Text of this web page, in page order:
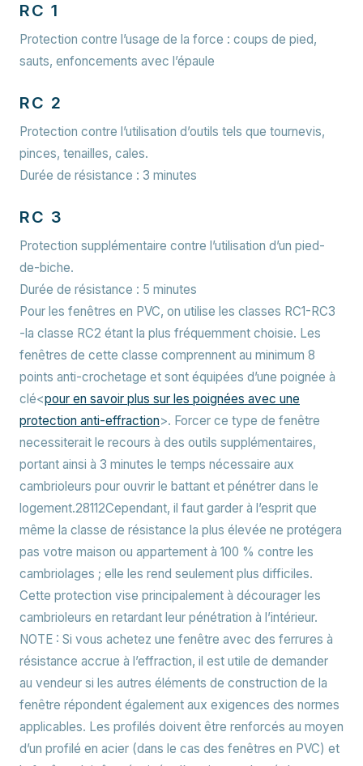
RC 1
Protection contre l’usage de la force : coups de pied,
sauts, enfoncements avec l’épaule
RC 2
Protection contre l’utilisation d’outils tels que tournevis,
pinces, tenailles, cales.
Durée de résistance : 3 minutes
RC 3
Protection supplémentaire contre l’utilisation d’un pied-
de-biche.
Durée de résistance : 5 minutes
Pour les fenêtres en PVC, on utilise les classes RC1-RC3
-la classe RC2 étant la plus fréquemment choisie. Les
fenêtres de cette classe comprennent au minimum 8
points anti-crochetage et sont équipées d’une poignée à
clé<pour en savoir plus sur les poignées avec une
protection anti-effraction>. Forcer ce type de fenêtre
necessiterait le recours à des outils supplémentaires,
portant ainsi à 3 minutes le temps nécessaire aux
cambrioleurs pour ouvrir le battant et pénétrer dans le
logement.28112Cependant, il faut garder à l’esprit que
même la classe de résistance la plus élevée ne protégera
pas votre maison ou appartement à 100 % contre les
cambriolages ; elle les rend seulement plus difficiles.
Cette protection vise principalement à décourager les
cambrioleurs en retardant leur pénétration à l’intérieur.
NOTE : Si vous achetez une fenêtre avec des ferrures à
résistance accrue à l’effraction, il est utile de demander
au vendeur si les autres éléments de construction de la
fenêtre répondent également aux exigences des normes
applicables. Les profilés doivent être renforcés au moyen
d’un profilé en acier (dans le cas des fenêtres en PVC) et